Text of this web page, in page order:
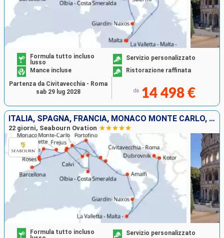
Formula tutto incluso
lusso
Servizio personalizzato
Mance incluse
Ristorazione raffinata
da 14 498 €
Partenza da Civitavecchia - Roma
sab 29 lug 2028
ITALIA, SPAGNA, FRANCIA, MONACO MONTE CARLO, MALTA, MONTENEGRO, CROAZIA
22 giorni, Seabourn Ovation
Formula tutto incluso
Servizio personalizzato